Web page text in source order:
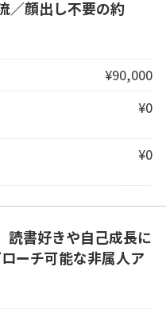
／顔出し不要の約
¥90,000
¥0
¥0
読書好きや自己成長に
ーチ可能な非属人ア